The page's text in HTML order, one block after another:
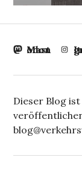
Mastodon
Dieser Blog